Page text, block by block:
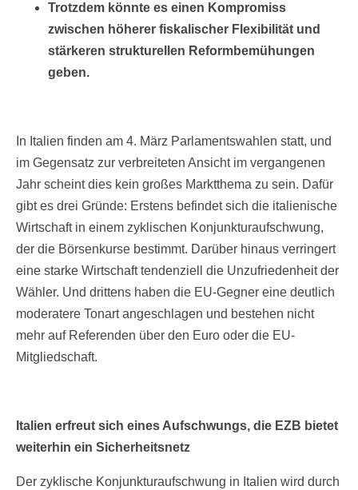
Trotzdem könnte es einen Kompromiss
zwischen höherer fiskalischer Flexibilität und
stärkeren strukturellen Reformbemühungen
geben.
In Italien finden am 4. März Parlamentswahlen statt, und
im Gegensatz zur verbreiteten Ansicht im vergangenen
Jahr scheint dies kein großes Marktthema zu sein. Dafür
gibt es drei Gründe: Erstens befindet sich die italienische
Wirtschaft in einem zyklischen Konjunkturaufschwung,
der die Börsenkurse bestimmt. Darüber hinaus verringert
eine starke Wirtschaft tendenziell die Unzufriedenheit der
Wähler. Und drittens haben die EU-Gegner eine deutlich
moderatere Tonart angeschlagen und bestehen nicht
mehr auf Referenden über den Euro oder die EU-
Mitgliedschaft.
Italien erfreut sich eines Aufschwungs, die EZB bietet
weiterhin ein Sicherheitsnetz
Der zyklische Konjunkturaufschwung in Italien wird durch